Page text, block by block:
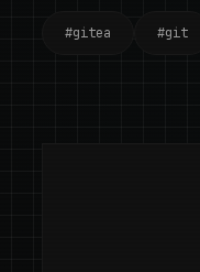
#gitea #git